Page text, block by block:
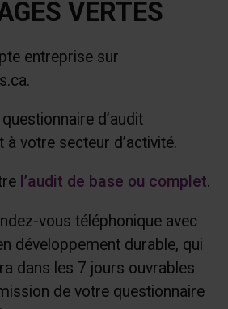
VERTES
entreprise sur
d’audit
votre secteur d’activité.
l’audit de base ou complet.
vous téléphonique avec
développement durable, qui
dans les 7 jours ouvrables
de votre questionnaire